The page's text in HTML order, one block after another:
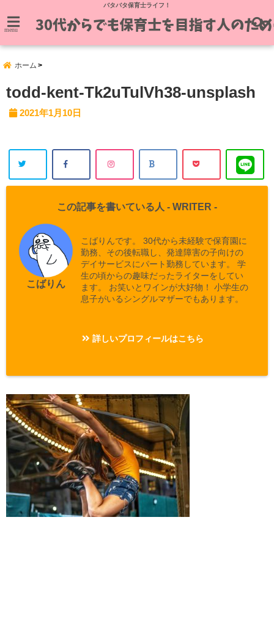
バタバタ保育士ライフ！
menu
ホーム
todd-kent-Tk2uTulVh38-unsplash
2021年1月10日
この記事を書いている人 - WRITER -
こばりん
こばりんです。 30代から未経験で保育園に
勤務、その後転職し、発達障害の子向けの
デイサービスにパート勤務しています。 学
生の頃からの趣味だったライターをしてい
ます。 お笑いとワインが大好物！ 小学生の
息子がいるシングルマザーでもあります。
詳しいプロフィールはこちら